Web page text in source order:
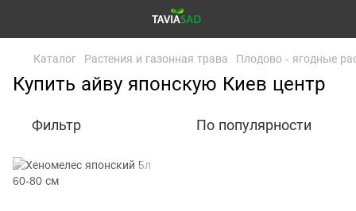
Каталог Растения и газонная трава Плодово - ягодные
Купить айву японскую Киев центр
Фильтр По популярности